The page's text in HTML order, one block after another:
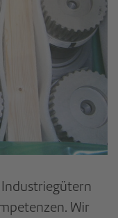
Industriegütern
Wir